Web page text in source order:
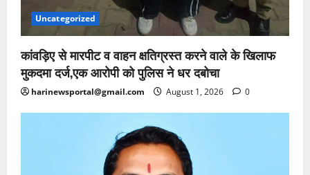
Uncategorized
कांवड़िए से मारपीट व वाहन क्षतिग्रस्त करने वाले के खिलाफ
मुकदमा दर्ज,एक आरोपी को पुलिस ने धर दबोचा
harinewsportal@gmail.com August 1, 2026 0